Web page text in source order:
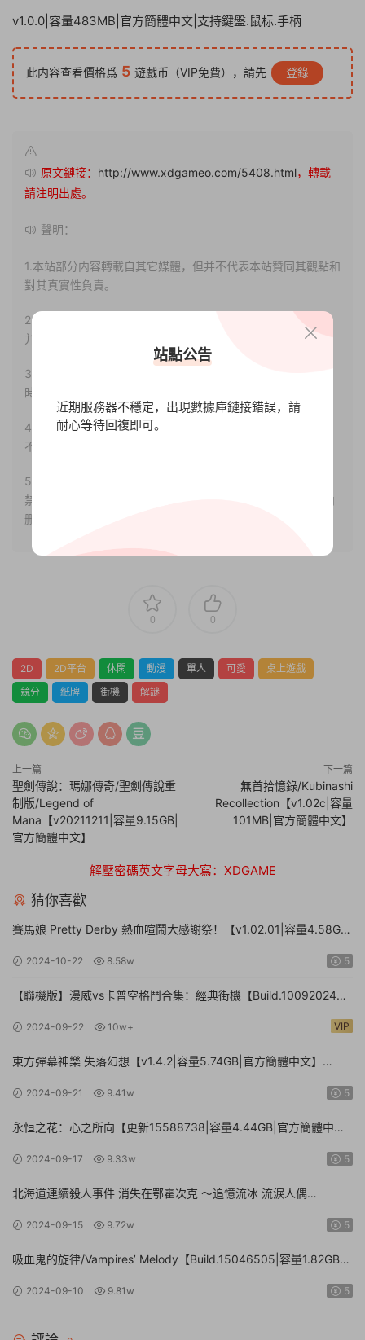
v1.0.0|容量483MB|官方簡體中文|支持鍵盤.鼠标.手柄
此内容查看價格爲 5 遊戲币（VIP免費），請先 登錄
原文鏈接： http://www.xdgameo.com/5408.html，轉載
請注明出處。
聲明：
1.本站部分内容轉載自其它媒體，但并不代表本站贊同其觀點和
對其真實性負責。
2.若您需要商業運營或用于其他商業活動，請您購買正版授權
并合法使用。
3.如果本站有侵犯、不妥之處的資源，請聯系我們。将會第一
時間解決！
4.本站部分内容均由互聯網收集整理，僅供大家參考、學習，
不存在任何商業目的與商業用途。
5.本站提供的所有資源僅供參考學習使用，版權歸原著所有，
禁止下載本站資源參與任何商業和非法行爲，請于24小時之内
删除!
0 0
2D 2D平台 休閑 動漫 單人 可愛
桌上遊戲
競分
紙牌 街機 解謎
上一篇
聖劍傳說：瑪娜傳奇/聖劍傳說重
制版/Legend of
Mana【v20211211|容量9.15GB|
官方簡體中文】
下一篇
無首拾憶錄/Kubinashi
Recollection【v1.02c|容量
101MB|官方簡體中文】
解壓密碼英文字母大寫：XDGAME
猜你喜歡
賽馬娘 Pretty Derby 熱血喧鬧大感謝祭！【v1.02.01|容量4.58GB|
2024-10-22 8.58w 5
【聯機版】漫威vs卡普空格鬥合集：經典街機【Build.10092024聯
Collection: Arcade Classics
2024-09-22 10w+ VIP
東方彈幕神樂 失落幻想【v1.4.2|容量5.74GB|官方簡體中文】
2024-09-21 9.41w 5
永恒之花：心之所向【更新15588738|容量4.44GB|官方簡體中
2024-09-17 9.33w 5
北海道連續殺人事件 消失在鄂霍次克 ～追憶流冰 流淚人偶
Serial Murder Case The Okhotsk Disappearance ~Memories in
Ice, Tearful Figurine~
2024-09-15 9.72w 5
吸血鬼的旋律/Vampires’ Melody【Build.15046505|容量1.82GB|
2024-09-10 9.81w 5
站點公告
近期服務器不穩定，出現數據庫鏈接錯誤，請
耐心等待回複即可。